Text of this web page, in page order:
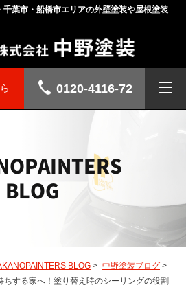
葉市・船橋市エリアの外壁塗装や屋根塗装
0120-4116-72
BLOG
BLOG > 中野塗装ブログ >
ちする家へ！塗り替え時のシーリングの役割